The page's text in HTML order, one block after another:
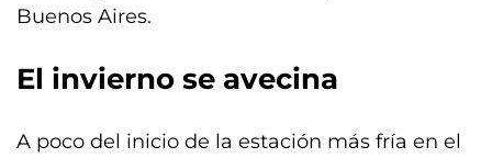
Buenos Aires.
El invierno se avecina
A poco del inicio de la estación más fría en el